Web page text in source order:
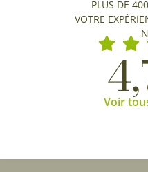
PLUS DE
VOTRE
Voir